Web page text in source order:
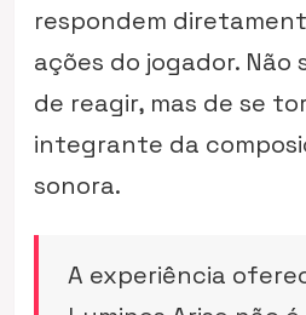
respondem
ações do jogador.
de reagir, mas de se
integrante da
sonora.
A experiência